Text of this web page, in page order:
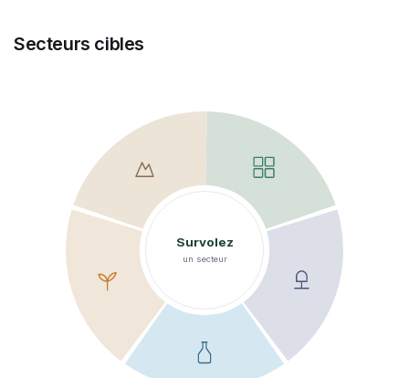
Secteurs cibles
Survolez
un secteur